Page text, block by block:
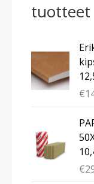
tuotteet
€
€